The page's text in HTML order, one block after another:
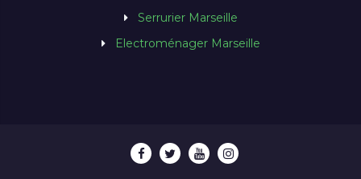
Serrurier Marseille
Electroménager Marseille